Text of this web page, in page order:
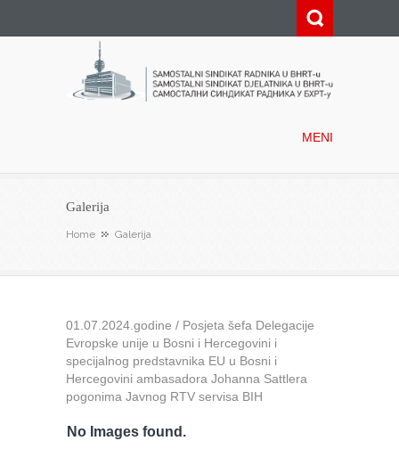
MENI
Galerija
Home Galerija
01.07.2024.godine / Posjeta šefa Delegacije
Evropske unije u Bosni i Hercegovini i
specijalnog predstavnika EU u Bosni i
Hercegovini ambasadora Johanna Sattlera
pogonima Javnog RTV servisa BIH
No Images found.